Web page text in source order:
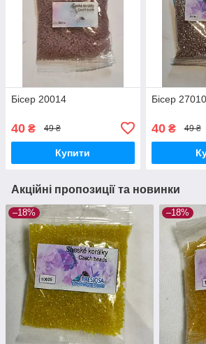
Бісер 20014
40 ₴ 49 ₴
Купити
Бісер 27010
40₴ 49 ₴
Акційні пропозиції та новинки
–18% –18%